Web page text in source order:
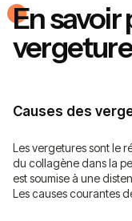
En savoir
Causes des
Les vergetures sont le
du collagène dans la
est soumise à une
Les causes courantes